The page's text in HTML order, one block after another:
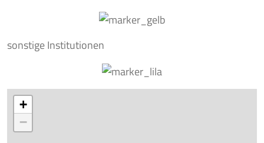
sonstige Institutionen
+
−